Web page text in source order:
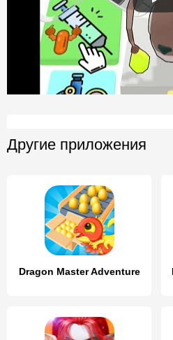
Другие приложения
Dragon Master Adventure